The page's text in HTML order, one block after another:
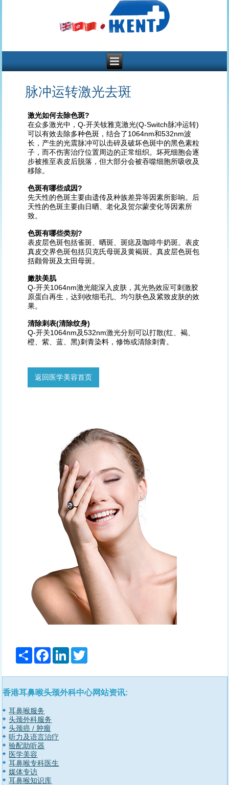
脉冲运转激光去斑
激光如何去除色斑?
在众多激光中，Q-开关钕雅克激光(Q-Switch脉冲运转)
可以有效去除多种色斑，结合了1064nm和532nm波
长，产生的光震脉冲可以击碎及破坏色斑中的黑色素粒
子，而不伤害治疗位置周边的正常组织。坏死细胞会逐
步被推至表皮后脱落，但大部分会被吞噬细胞所吸收及
移除。
色斑有哪些成因?
先天性的色斑主要由遗传及种族差异等因素所影响。后
天性的色斑主要由日晒、老化及贺尔蒙变化等因素所
致。
色斑有哪些类别?
表皮层色斑包括雀斑、晒斑、斑痣及咖啡牛奶斑。表皮
真皮交界色斑包括贝克氏母斑及黄褐斑。真皮层色斑包
括颧骨斑及太田母斑。
嫩肤美肌
Q-开关1064nm激光能深入皮肤，其光热效应可刺激胶
原蛋白再生，达到收细毛孔、均匀肤色及紧致皮肤的效
果。
清除刺表(清除纹身)
Q-开关1064nm及532nm激光分别可以打散(红、褐、
橙、紫、蓝、黑)刺青染料，修饰或清除刺青。
返回医学美容首页
分
享
Facebook
LinkedIn
香港耳鼻喉头颈外科中心网站资讯:
耳鼻喉服务
头颈外科服务
头颈癌 / 肿瘤
听力及语言治疗
验配助听器
医学美容
耳鼻喉专科医生
媒体专访
耳鼻喉知识库